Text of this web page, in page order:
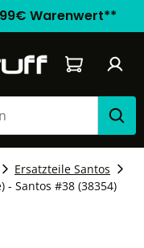
Warenwert**
Warenkorb
Ersatzteile Santos
- Santos #38 (38354)